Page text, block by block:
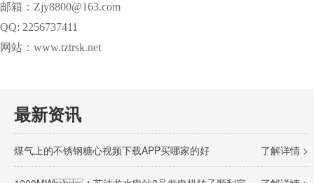
邮箱：Zjy8800@163.com
QQ: 2256737411
网站：www.tztrsk.net
最新资讯
了解详情 >
煤气上的不锈钢糖心视频下载APP买哪家的好